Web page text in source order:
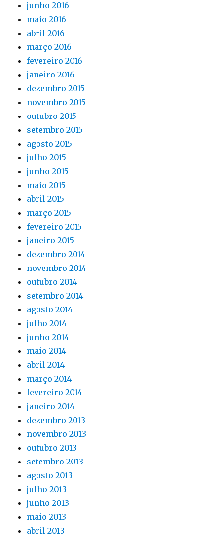
junho 2016
maio 2016
abril 2016
março 2016
fevereiro 2016
janeiro 2016
dezembro 2015
novembro 2015
outubro 2015
setembro 2015
agosto 2015
julho 2015
junho 2015
maio 2015
abril 2015
março 2015
fevereiro 2015
janeiro 2015
dezembro 2014
novembro 2014
outubro 2014
setembro 2014
agosto 2014
julho 2014
junho 2014
maio 2014
abril 2014
março 2014
fevereiro 2014
janeiro 2014
dezembro 2013
novembro 2013
outubro 2013
setembro 2013
agosto 2013
julho 2013
junho 2013
maio 2013
abril 2013